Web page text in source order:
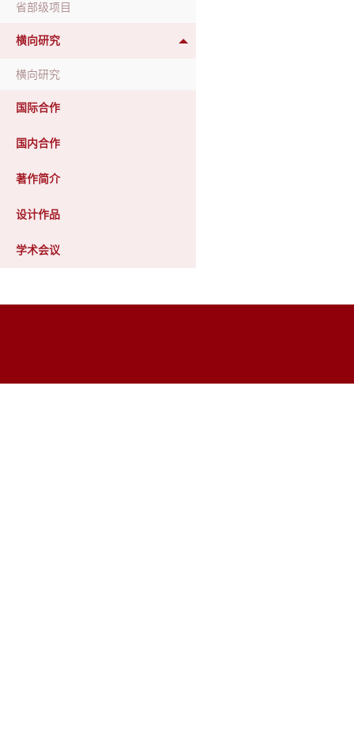
省部级项目
横向研究
横向研究
国际合作
国内合作
著作简介
设计作品
学术会议